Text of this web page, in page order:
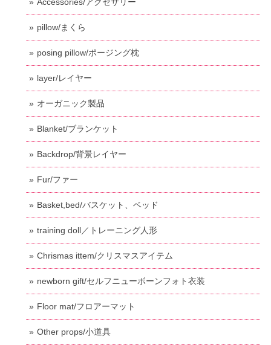
pillow/まくら
posing pillow/ポージング枕
layer/レイヤー
オーガニック製品
Blanket/ブランケット
Backdrop/背景レイヤー
Fur/ファー
Basket,bed/バスケット、ベッド
training doll／トレーニング人形
Chrismas ittem/クリスマスアイテム
newborn gift/セルフニューボーンフォト衣装
Floor mat/フロアーマット
Other props/小道具